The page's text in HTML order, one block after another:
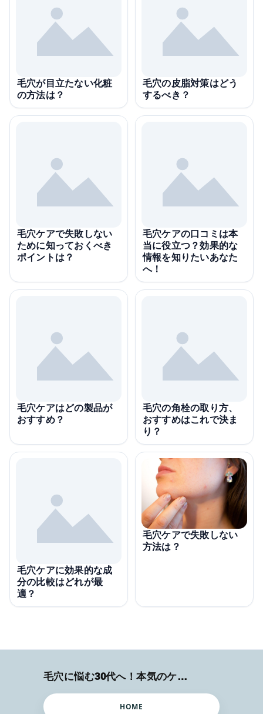
毛穴が目立たない化粧
の方法は？
毛穴の皮脂対策はどう
するべき？
毛穴ケアで失敗しない
ために知っておくべき
ポイントは？
毛穴ケアの口コミは本
当に役立つ？効果的な
情報を知りたいあなた
へ！
毛穴ケアはどの製品が
おすすめ？
毛穴の角栓の取り方、
おすすめはこれで決ま
り？
毛穴ケアに効果的な成
分の比較はどれが最
適？
毛穴ケアで失敗しない
方法は？
毛穴に悩む30代へ！本気のケア術特集
HOME